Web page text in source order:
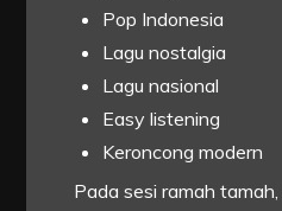
Pop Indonesia
Lagu nostalgia
Lagu nasional
Easy listening
Keroncong modern
Pada sesi ramah